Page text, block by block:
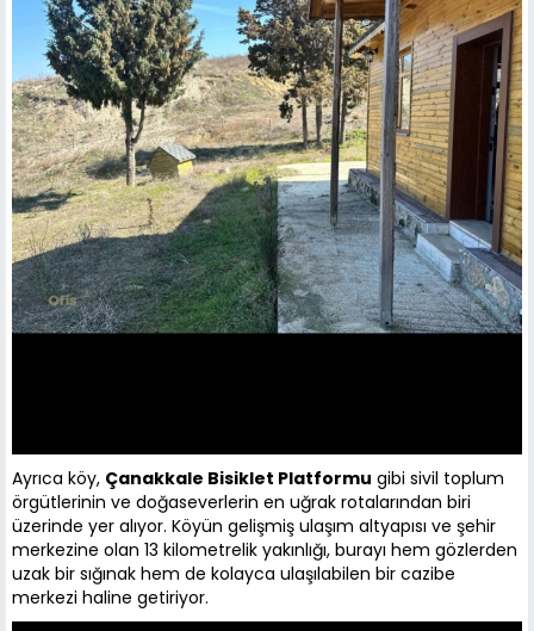
Ayrıca köy, Çanakkale Bisiklet Platformu gibi sivil toplum
örgütlerinin ve doğaseverlerin en uğrak rotalarından biri
üzerinde yer alıyor. Köyün gelişmiş ulaşım altyapısı ve şehir
merkezine olan 13 kilometrelik yakınlığı, burayı hem gözlerden
uzak bir sığınak hem de kolayca ulaşılabilen bir cazibe
merkezi haline getiriyor.